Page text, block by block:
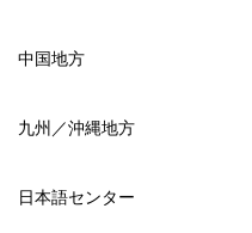
中国地方
九州／沖縄地方
日本語センター